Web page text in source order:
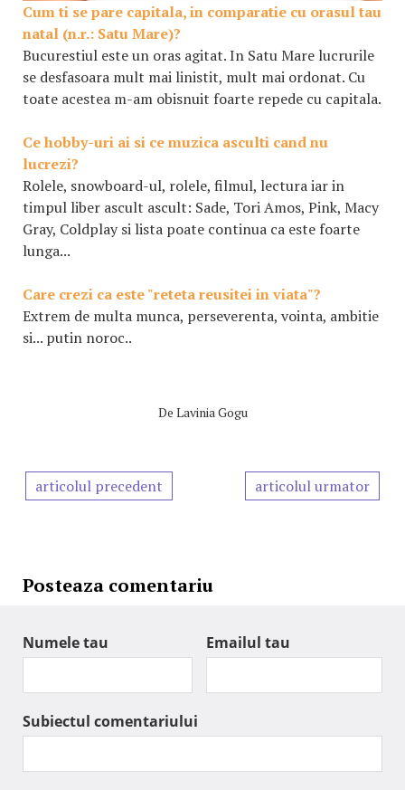
Cum ti se pare capitala, in comparatie cu orasul tau
natal (n.r.: Satu Mare)?
Bucurestiul este un oras agitat. In Satu Mare lucrurile
se desfasoara mult mai linistit, mult mai ordonat. Cu
toate acestea m-am obisnuit foarte repede cu capitala.
Ce hobby-uri ai si ce muzica asculti cand nu
lucrezi?
Rolele, snowboard-ul, rolele, filmul, lectura iar in
timpul liber ascult ascult: Sade, Tori Amos, Pink, Macy
Gray, Coldplay si lista poate continua ca este foarte
lunga...
Care crezi ca este "reteta reusitei in viata"?
Extrem de multa munca, perseverenta, vointa, ambitie
si... putin noroc..
De Lavinia Gogu
articolul precedent articolul urmator
Posteaza comentariu
Numele tau Emailul tau
Subiectul comentariului